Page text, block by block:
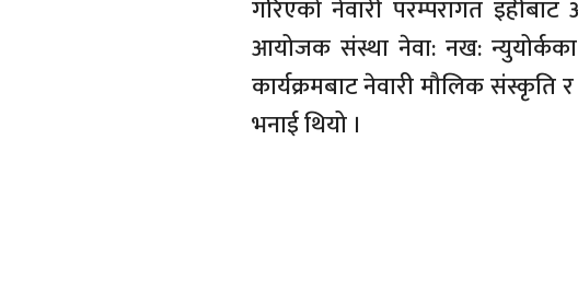
गरिएको नेवारी परम्परागत
आयोजक संस्था नेवा: नख:
कार्यक्रमबाट नेवारी मौलिक संस्कृति
भनाई थियो ।